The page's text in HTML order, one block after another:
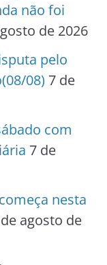
não foi
de 2026
pelo
08) 7 de
com
7 de
nesta
agosto de